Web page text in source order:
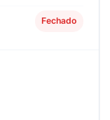
Fechado